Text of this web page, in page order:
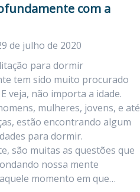
com a
de julho de 2020
para dormir
tem sido muito procurado
veja, não importa a idade.
mulheres, jovens, e até
estão encontrando algum
para dormir.
são muitas as questões que
nossa mente
momento em que…